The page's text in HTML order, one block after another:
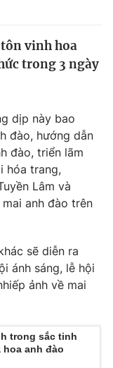
vinh hoa
trong 3 ngày
dịp này bao
đào, hướng dẫn
đào, triển lãm
hóa trang,
Lâm và
anh đào trên
sẽ diễn ra
ánh sáng, lễ hội
ảnh về mai
trong sắc tinh
hoa anh đào